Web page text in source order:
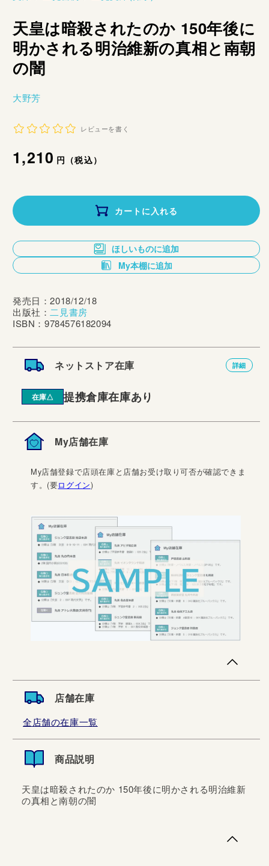
天皇は暗殺されたのか 150年後に
明かされる明治維新の真相と南朝
の闇
大野芳
レビューを書く
通
価
格
1,210円（税込）
カートに入れる
ほしいものに追加
My本棚に追加
発売日：2018/12/18
出版社： 二見書房
ISBN：9784576182094
ネットストア在庫 詳細
在庫△ 提携倉庫在庫あり
My店舗在庫
My店舗登録で店頭在庫と店舗お受け取り可否が確認できま
す。(要ログイン)
店舗在庫
全店舗の在庫一覧
商品説明
天皇は暗殺されたのか 150年後に明かされる明治維新
の真相と南朝の闇